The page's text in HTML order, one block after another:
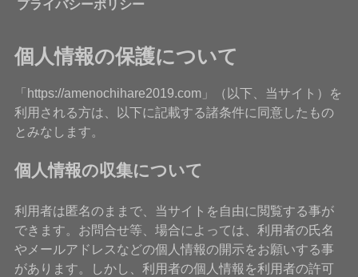
プライバシーポリシー
個人情報の保護について
「https://amenochihare2019.com」（以下、当サイト）を
利用される方は、以下に記載する諸条件に同意したもの
とみなします。
個人情報の収集について
利用者は匿名のままで、当サイトを自由に閲覧する事が
できます。お問合せ等、場合によっては、利用者の氏名
やメールアドレスなどの個人情報の開示をお願いする事
があります。しかし、利用者の個人情報を利用者の許可